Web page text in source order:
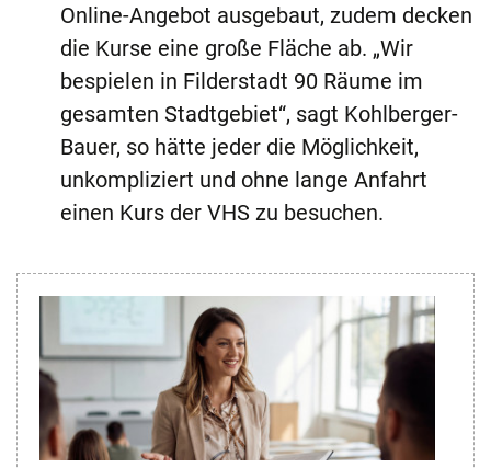
Online-Angebot ausgebaut, zudem decken
die Kurse eine große Fläche ab. „Wir
bespielen in Filderstadt 90 Räume im
gesamten Stadtgebiet“, sagt Kohlberger-
Bauer, so hätte jeder die Möglichkeit,
unkompliziert und ohne lange Anfahrt
einen Kurs der VHS zu besuchen.